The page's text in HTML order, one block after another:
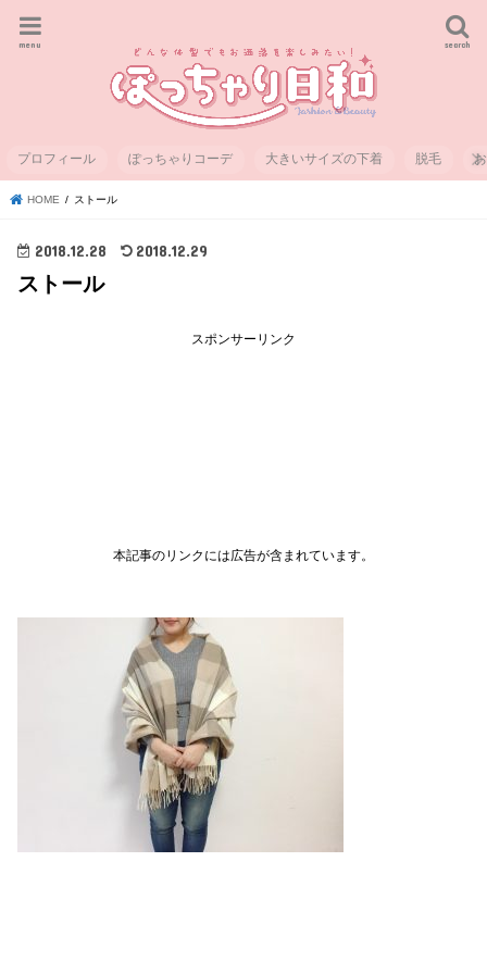
search
menu
プロフィール ぽっちゃりコーデ 大きいサイズの下着 脱毛
HOME ストール
2018.12.28 2018.12.29
ストール
スポンサーリンク
本記事のリンクには広告が含まれています。